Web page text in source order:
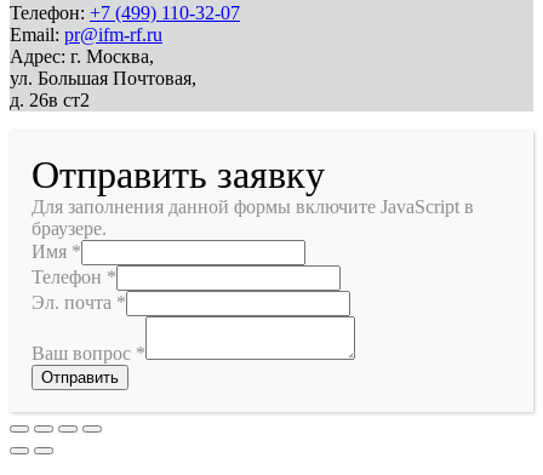
Телефон: +7 (499) 110-32-07
Email: pr@ifm-rf.ru
Адрес: г. Москва,
ул. Большая Почтовая,
д. 26в ст2
Отправить заявку
Для заполнения данной формы включите JavaScript в
браузере.
Имя *
Телефон *
Эл. почта *
Ваш вопрос *
Отправить